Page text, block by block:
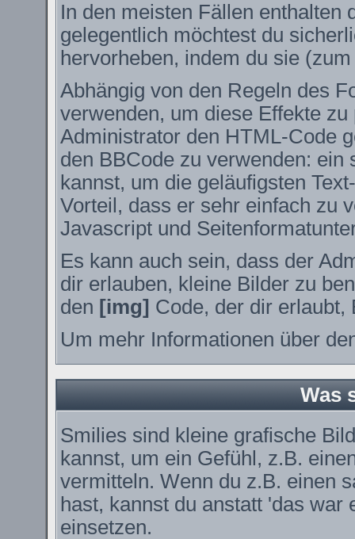
In den meisten Fällen enthalten
gelegentlich möchtest du
hervorheben, indem du sie
Abhängig von den Regeln des
verwenden, um diese Effekte
Administrator den HTML-Code
den BBCode zu verwenden: ein
kannst, um die geläufigsten
Vorteil, dass er sehr einfach zu
Javascript und
Es kann auch sein, dass der
dir erlauben, kleine Bilder zu
den [img] Code, der dir erlaubt,
Um mehr Informationen über
Was
Smilies sind kleine grafische
kannst, um ein Gefühl, z.B.
vermitteln. Wenn du z.B. einen
hast, kannst du anstatt 'das
einsetzen.